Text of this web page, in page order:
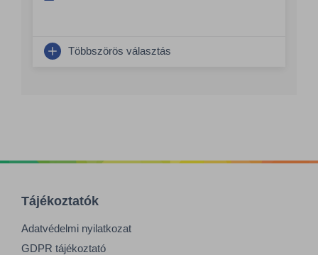
Többszörös választás
Tájékoztatók
Adatvédelmi nyilatkozat
GDPR tájékoztató